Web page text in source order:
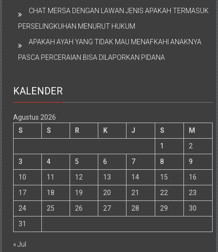
CHAT MERSA DENGAN LAWAN JENIS APAKAH TERMASUK
PERSELINGKUHAN MENURUT HUKUM
APAKAH AYAH YANG TIDAK MAU MENAFKAHI ANAKNYA
PASCA PERCERAIAN BISA DILAPORKAN PIDANA
KALENDER
Agustus 2026
S
S R K J S
M
1
2
3
4 5 6 7 8
9
10
11 12 13 14 15
16
17
18 19 20 21 22
23
24
25 26 27 28 29
30
31
« Jul